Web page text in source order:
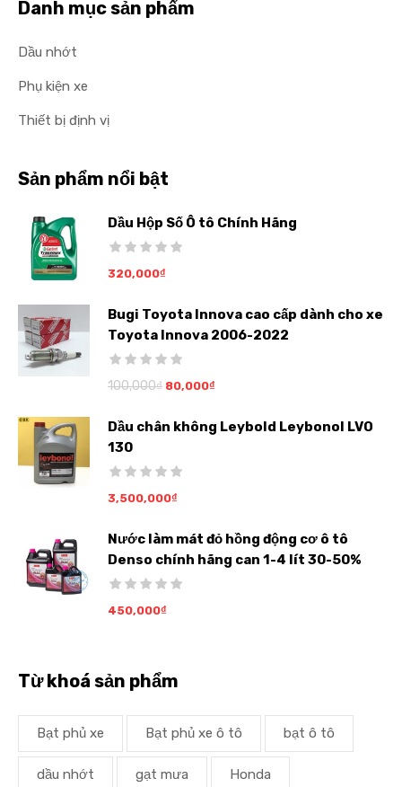
Danh mục sản phẩm
Dầu nhớt
Phụ kiện xe
Thiết bị định vị
Sản phẩm nổi bật
Dầu Hộp Số Ô tô Chính Hãng
320,000₫
Bugi Toyota Innova cao cấp dành cho xe
Toyota Innova 2006-2022
100,000₫ 80,000₫
Dầu chân không Leybold Leybonol LVO
130
3,500,000₫
Nước làm mát đỏ hồng động cơ ô tô
Denso chính hãng can 1-4 lít 30-50%
450,000₫
Từ khoá sản phẩm
Bạt phủ xe Bạt phủ xe ô tô bạt ô tô
dầu nhớt gạt mưa Honda